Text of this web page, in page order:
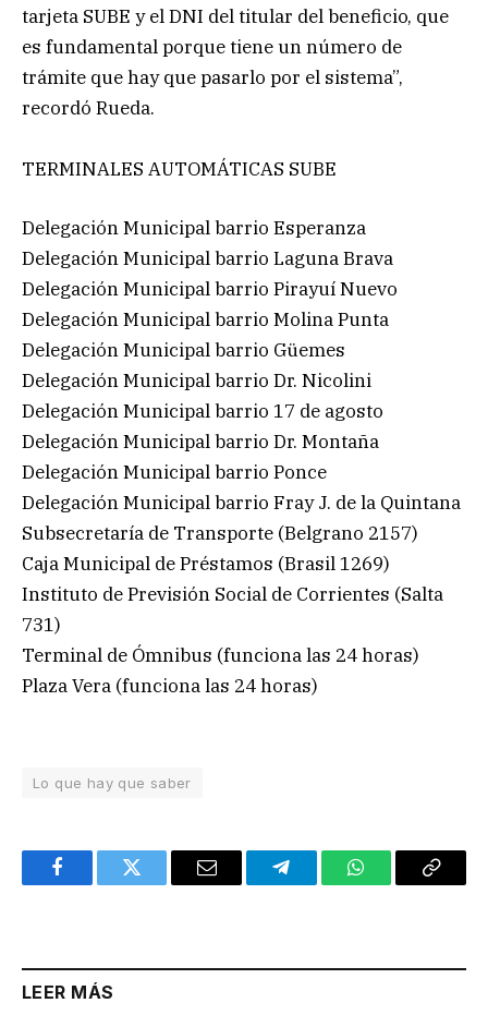
tarjeta SUBE y el DNI del titular del beneficio, que
es fundamental porque tiene un número de
trámite que hay que pasarlo por el sistema”,
recordó Rueda.
TERMINALES AUTOMÁTICAS SUBE
Delegación Municipal barrio Esperanza
Delegación Municipal barrio Laguna Brava
Delegación Municipal barrio Pirayuí Nuevo
Delegación Municipal barrio Molina Punta
Delegación Municipal barrio Güemes
Delegación Municipal barrio Dr. Nicolini
Delegación Municipal barrio 17 de agosto
Delegación Municipal barrio Dr. Montaña
Delegación Municipal barrio Ponce
Delegación Municipal barrio Fray J. de la Quintana
Subsecretaría de Transporte (Belgrano 2157)
Caja Municipal de Préstamos (Brasil 1269)
Instituto de Previsión Social de Corrientes (Salta
731)
Terminal de Ómnibus (funciona las 24 horas)
Plaza Vera (funciona las 24 horas)
Lo que hay que saber
FacebookTwitter Email TelegramWhatsAppCopy
LEER MÁS